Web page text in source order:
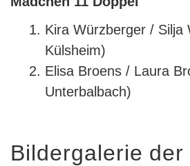
Kira Würzberger / Silja
Külsheim)
Elisa Broens / Laura
Unterbalbach)
Bildergalerie der